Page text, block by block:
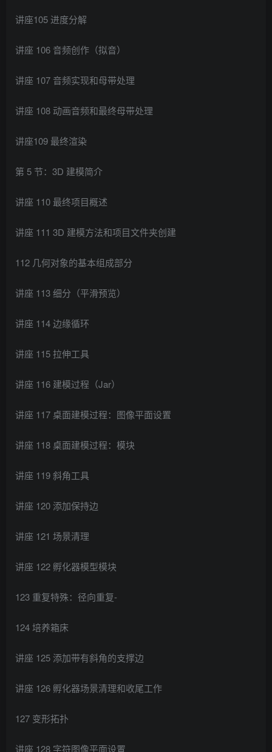
讲座105 进度分解
讲座 106 音频创作（拟音）
讲座 107 音频实现和母带处理
讲座 108 动画音频和最终母带处理
讲座109 最终渲染
第 5 节：3D 建模简介
讲座 110 最终项目概述
讲座 111 3D 建模方法和项目文件夹创建
112 几何对象的基本组成部分
讲座 113 细分（平滑预览）
讲座 114 边缘循环
讲座 115 拉伸工具
讲座 116 建模过程（Jar）
讲座 117 桌面建模过程：图像平面设置
讲座 118 桌面建模过程：模块
讲座 119 斜角工具
讲座 120 添加保持边
讲座 121 场景清理
讲座 122 孵化器模型模块
123 重复特殊：径向重复-
124 培养箱床
讲座 125 添加带有斜角的支撑边
讲座 126 孵化器场景清理和收尾工作
127 变形拓扑
讲座 128 字符图像平面设置